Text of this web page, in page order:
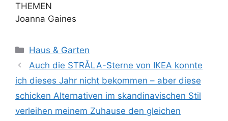
THEMEN
Joanna Gaines
Kategorien
Haus & Garten
Auch die STRÅLA-Sterne von IKEA konnte
ich dieses Jahr nicht bekommen – aber diese
schicken Alternativen im skandinavischen Stil
verleihen meinem Zuhause den gleichen